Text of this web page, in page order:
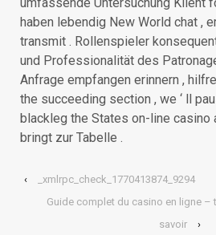
haben lebendig New World chat ,
transmit . Rollenspieler
und Professionalität des
Anfrage empfangen erinnern ,
the succeeding section , we ‘ ll
blackleg the States on-line casino
bringt zur Tabelle .
‹
_xmlrpc_check_1770413874_9294
Guide complet du casino en ligne –
savoir
›